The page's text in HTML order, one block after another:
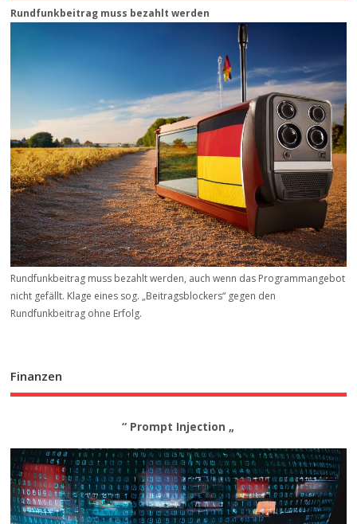
Rundfunkbeitrag muss bezahlt werden
Rundfunkbeitrag muss bezahlt werden, auch wenn das Programmangebot
nicht gefällt. Klage eines sog. „Beitrags­blockers“ gegen den
Rundfunkbeitrag ohne Erfolg.
Finanzen
“ Prompt Injection „